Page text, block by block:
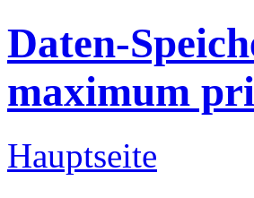
Daten-
maximum
Hauptseite